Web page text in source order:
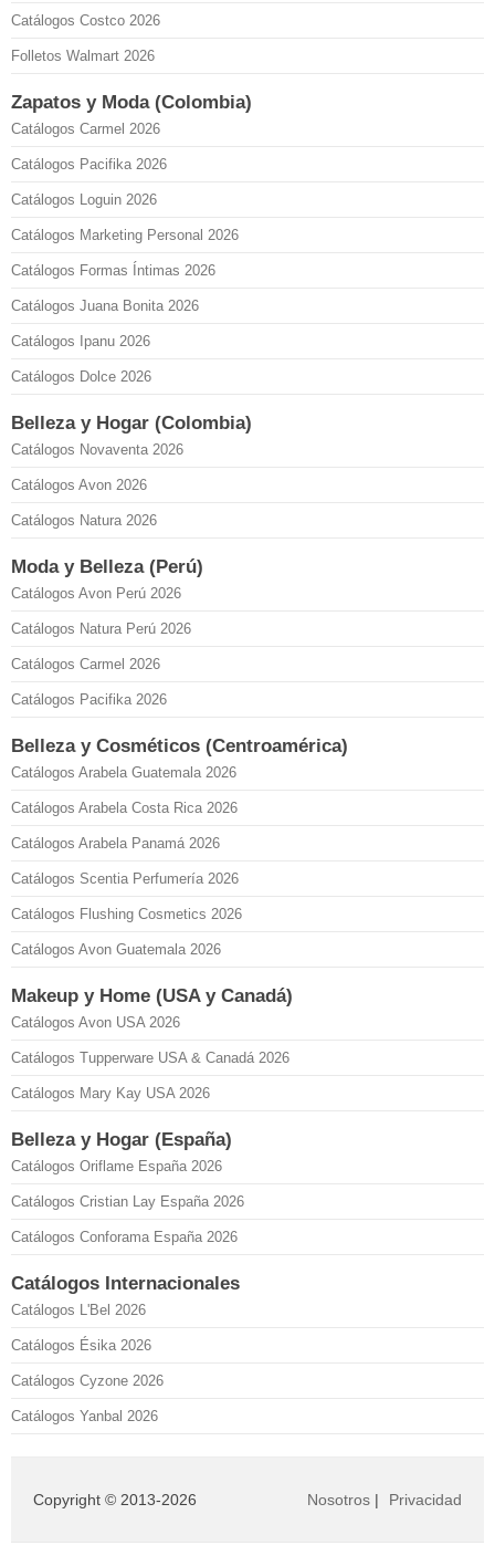
Catálogos Costco 2026
Folletos Walmart 2026
Zapatos y Moda (Colombia)
Catálogos Carmel 2026
Catálogos Pacifika 2026
Catálogos Loguin 2026
Catálogos Marketing Personal 2026
Catálogos Formas Íntimas 2026
Catálogos Juana Bonita 2026
Catálogos Ipanu 2026
Catálogos Dolce 2026
Belleza y Hogar (Colombia)
Catálogos Novaventa 2026
Catálogos Avon 2026
Catálogos Natura 2026
Moda y Belleza (Perú)
Catálogos Avon Perú 2026
Catálogos Natura Perú 2026
Catálogos Carmel 2026
Catálogos Pacifika 2026
Belleza y Cosméticos (Centroamérica)
Catálogos Arabela Guatemala 2026
Catálogos Arabela Costa Rica 2026
Catálogos Arabela Panamá 2026
Catálogos Scentia Perfumería 2026
Catálogos Flushing Cosmetics 2026
Catálogos Avon Guatemala 2026
Makeup y Home (USA y Canadá)
Catálogos Avon USA 2026
Catálogos Tupperware USA & Canadá 2026
Catálogos Mary Kay USA 2026
Belleza y Hogar (España)
Catálogos Oriflame España 2026
Catálogos Cristian Lay España 2026
Catálogos Conforama España 2026
Catálogos Internacionales
Catálogos L'Bel 2026
Catálogos Ésika 2026
Catálogos Cyzone 2026
Catálogos Yanbal 2026
Copyright © 2013-2026 Nosotros | Privacidad